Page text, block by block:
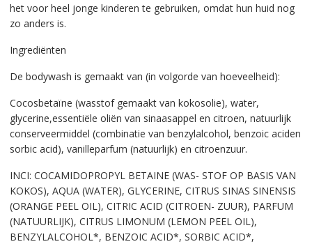
het voor heel jonge kinderen te gebruiken, omdat hun huid nog
zo anders is.
Ingrediënten
De bodywash is gemaakt van (in volgorde van hoeveelheid):
Cocosbetaïne (wasstof gemaakt van kokosolie), water,
glycerine,essentiële oliën van sinaasappel en citroen, natuurlijk
conserveermiddel (combinatie van benzylalcohol, benzoic aciden
sorbic acid), vanilleparfum (natuurlijk) en citroenzuur.
INCI: COCAMIDOPROPYL BETAINE (WAS- STOF OP BASIS VAN
KOKOS), AQUA (WATER), GLYCERINE, CITRUS SINAS SINENSIS
(ORANGE PEEL OIL), CITRIC ACID (CITROEN- ZUUR), PARFUM
(NATUURLIJK), CITRUS LIMONUM (LEMON PEEL OIL),
BENZYLALCOHOL*, BENZOIC ACID*, SORBIC ACID*,